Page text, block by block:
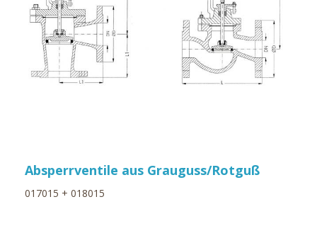
Absperrventile aus Grauguss/Rotguß
017015 + 018015